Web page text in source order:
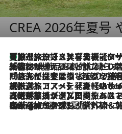
CREA 2026年夏号
2026.8.7
【厳選旅コスメ】「多機能アイテムがメイン！」旅好き美容エディターが選んだ夏旅ベストコスメを発表【Mサイズジップ】
2026.8.6
「荷物が増えるほど旅ストレスは増す」美容ジャーナリストがたどり着いた最終結論。“化粧品を劇的に減らす”感動の凝縮美容とは
2026.8.6
「旅先には金髪ウィッグを持参」日本と同じメイクでは損してる!? 美容ジャーナリストが
2026.8.6
【厳選旅コスメ】「身軽さ＆UV対策重視！」ヘアアーティストshucoが選んだ夏旅ベストコスメを発表【Mサイズジップ】
2026.8.5
【厳選旅コスメ】国内をあちこち移動する河井菜摘が選んだ夏旅ベストコスメ発表！「リラックスアイテムはマスト」【Mサイズジップ】
2026.8.4
【厳選旅コスメ】「紫外線＆乾燥対策しながらメイク感も！」ヘア＆メイクGeorgeが選んだ夏旅ベストコスメを発表！【Mサイズジップ】